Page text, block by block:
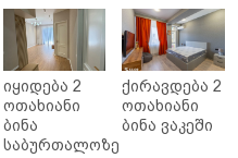
იყიდება 2
ოთახიანი
ბინა
საბურთალოზე
ქირავდება 2
ოთახიანი
ბინა ვაკეში